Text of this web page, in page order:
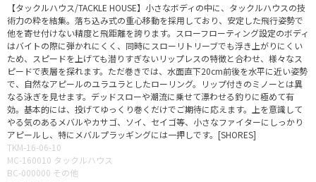
【タックルハウス/TACKLE HOUSE】小さなボディの中に、タックルハウスの技
術力の粋を結集。落ち込み式の重心移動を採用しており、安定した飛行姿勢で
他を寄せ付けない精度と飛距離を誇ります。スローフローティング設定のボディ
はバイトの際に弾かれにくく、同時にスローリトリーブでも浮き上がりにくい
ため、スピードを上げても潜りすぎないリップレスの特徴と合わせ、様々なス
ピードで表層を探れます。ただ巻きでは、水面直下20cm前後を水平に近い姿勢
で、自然なアピールのユラユラとしたローリング。リップ付きのミノーとは異
なる泳ぎを見せます。デッドスローや潮流に乗せて漂わせる釣りに極めて有
効。基本的には、投げてゆっくり巻くだけでご期待に応えます。上を意識して
やる気のあるメバルやカサゴ、ソイ、セイゴ等、小さなファイターにしっかり
アピールし、特にメバルプラッギングには一押しです。[SHORES]
TKM-16-06-10
MC-160010 タックルハウス
BC-000000 その他